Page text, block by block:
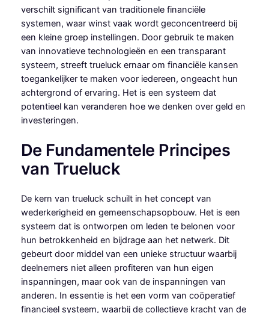
verschilt significant van traditionele financiële
systemen, waar winst vaak wordt geconcentreerd bij
een kleine groep instellingen. Door gebruik te maken
van innovatieve technologieën en een transparant
systeem, streeft trueluck ernaar om financiële kansen
toegankelijker te maken voor iedereen, ongeacht hun
achtergrond of ervaring. Het is een systeem dat
potentieel kan veranderen hoe we denken over geld en
investeringen.
De Fundamentele Principes
van Trueluck
De kern van trueluck schuilt in het concept van
wederkerigheid en gemeenschapsopbouw. Het is een
systeem dat is ontworpen om leden te belonen voor
hun betrokkenheid en bijdrage aan het netwerk. Dit
gebeurt door middel van een unieke structuur waarbij
deelnemers niet alleen profiteren van hun eigen
inspanningen, maar ook van de inspanningen van
anderen. In essentie is het een vorm van coöperatief
financieel systeem, waarbij de collectieve kracht van de